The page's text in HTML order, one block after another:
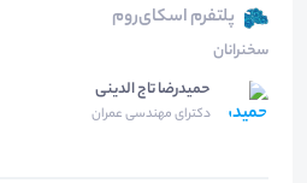
پلتفرم اسکای‌روم
سخنرانان
حمیدرضا تاج الدینی
دکترای مهندسی عمران